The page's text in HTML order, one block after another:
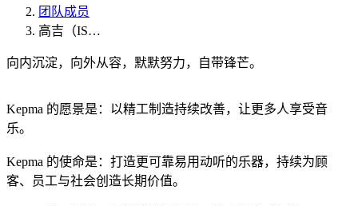
团队成员
高吉（IS…
向内沉淀，向外从容，默默努力，自带锋芒。
Kepma 的愿景是：以精工制造持续改善，让更多人享受音
乐。
Kepma 的使命是：打造更可靠易用动听的乐器，持续为顾
客、员工与社会创造长期价值。